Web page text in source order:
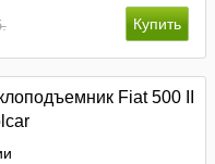
Fiat 500 II